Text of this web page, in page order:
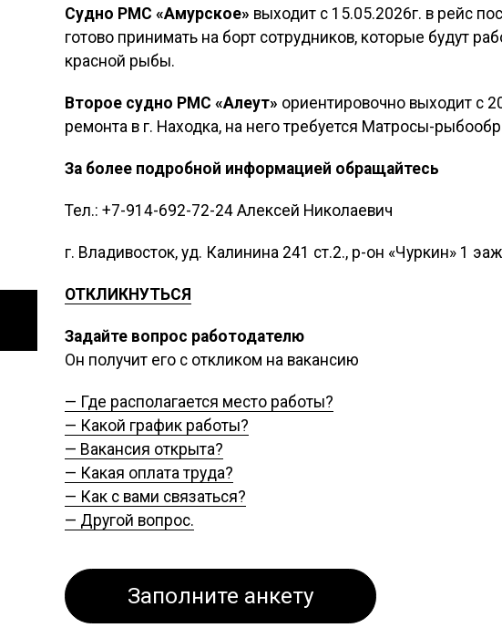
Судно РМС «Амурское» выходит с 15.05.2026г. в рейс
готово принимать на борт сотрудников, которые будут
красной рыбы.
Второе судно РМС «Алеут» ориентировочно выходит с
ремонта в г. Находка, на него требуется Матросы-
За более подробной информацией обращайтесь
Тел.: +7-914-692-72-24 Алексей Николаевич
г. Владивосток, уд. Калинина 241 ст.2., р-он «Чуркин» 1
ОТКЛИКНУТЬСЯ
Задайте вопрос работодателю
Он получит его с откликом на вакансию
— Где располагается место работы?
— Какой график работы?
— Вакансия открыта?
— Какая оплата труда?
— Как с вами связаться?
— Другой вопрос.
Заполните анкету